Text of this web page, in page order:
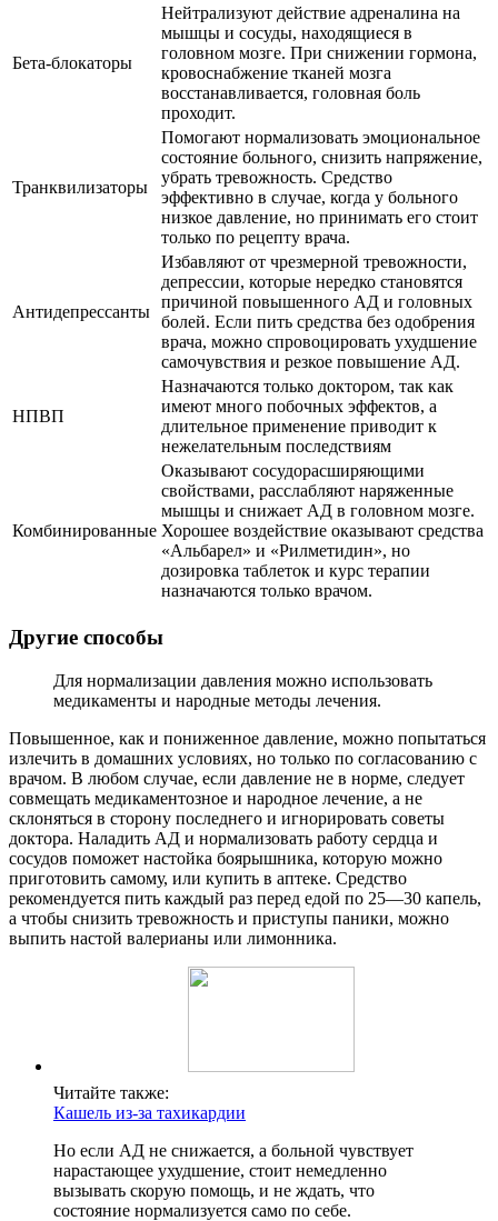
Бета-блокаторы
Нейтрализуют действие адреналина на
мышцы и сосуды, находящиеся в
головном мозге. При снижении гормона,
кровоснабжение тканей мозга
восстанавливается, головная боль
проходит.
Транквилизаторы
Помогают нормализовать эмоциональное
состояние больного, снизить напряжение,
убрать тревожность. Средство
эффективно в случае, когда у больного
низкое давление, но принимать его стоит
только по рецепту врача.
Антидепрессанты
Избавляют от чрезмерной тревожности,
депрессии, которые нередко становятся
причиной повышенного АД и головных
болей. Если пить средства без одобрения
врача, можно спровоцировать ухудшение
самочувствия и резкое повышение АД.
НПВП
Назначаются только доктором, так как
имеют много побочных эффектов, а
длительное применение приводит к
нежелательным последствиям
Комбинированные
Оказывают сосудорасширяющими
свойствами, расслабляют наряженные
мышцы и снижает АД в головном мозге.
Хорошее воздействие оказывают средства
«Альбарел» и «Рилметидин», но
дозировка таблеток и курс терапии
назначаются только врачом.
Другие способы
Для нормализации давления можно использовать
медикаменты и народные методы лечения.
Повышенное, как и пониженное давление, можно попытаться
излечить в домашних условиях, но только по согласованию с
врачом. В любом случае, если давление не в норме, следует
совмещать медикаментозное и народное лечение, а не
склоняться в сторону последнего и игнорировать советы
доктора. Наладить АД и нормализовать работу сердца и
сосудов поможет настойка боярышника, которую можно
приготовить самому, или купить в аптеке. Средство
рекомендуется пить каждый раз перед едой по 25—30 капель,
а чтобы снизить тревожность и приступы паники, можно
выпить настой валерианы или лимонника.
Читайте также:
Кашель из-за тахикардии
Но если АД не снижается, а больной чувствует
нарастающее ухудшение, стоит немедленно
вызывать скорую помощь, и не ждать, что
состояние нормализуется само по себе.